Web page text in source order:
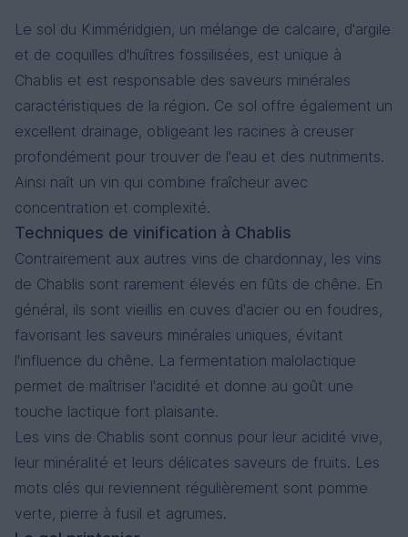
Le sol du Kimméridgien, un mélange de calcaire, d'argile
et de coquilles d'huîtres fossilisées, est unique à
Chablis et est responsable des saveurs minérales
caractéristiques de la région. Ce sol offre également un
excellent drainage, obligeant les racines à creuser
profondément pour trouver de l'eau et des nutriments.
Ainsi naît un vin qui combine fraîcheur avec
concentration et complexité.
Techniques de vinification à Chablis
Contrairement aux autres vins de chardonnay, les vins
de Chablis sont rarement élevés en fûts de chêne. En
général, ils sont vieillis en cuves d'acier ou en foudres,
favorisant les saveurs minérales uniques, évitant
l'influence du chêne. La fermentation malolactique
permet de maîtriser l'acidité et donne au goût une
touche lactique fort plaisante.
Les vins de Chablis sont connus pour leur acidité vive,
leur minéralité et leurs délicates saveurs de fruits. Les
mots clés qui reviennent régulièrement sont pomme
verte, pierre à fusil et agrumes.